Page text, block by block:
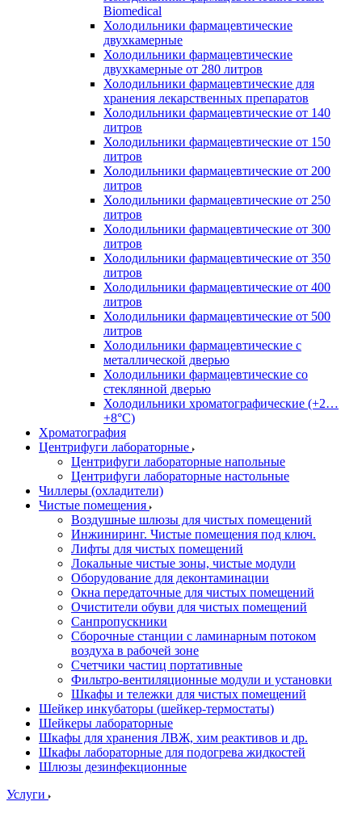
Biomedical
Холодильники фармацевтические
двухкамерные
Холодильники фармацевтические
двухкамерные от 280 литров
Холодильники фармацевтические для
хранения лекарственных препаратов
Холодильники фармацевтические от 140
литров
Холодильники фармацевтические от 150
литров
Холодильники фармацевтические от 200
литров
Холодильники фармацевтические от 250
литров
Холодильники фармацевтические от 300
литров
Холодильники фармацевтические от 350
литров
Холодильники фармацевтические от 400
литров
Холодильники фармацевтические от 500
литров
Холодильники фармацевтические с
металлической дверью
Холодильники фармацевтические со
стеклянной дверью
Холодильники хроматографические (+2…
+8°C)
Хроматография
Центрифуги лабораторные
Центрифуги лабораторные напольные
Центрифуги лабораторные настольные
Чиллеры (охладители)
Чистые помещения
Воздушные шлюзы для чистых помещений
Инжиниринг. Чистые помещения под ключ.
Лифты для чистых помещений
Локальные чистые зоны, чистые модули
Оборудование для деконтаминации
Окна передаточные для чистых помещений
Очистители обуви для чистых помещений
Санпропускники
Сборочные станции с ламинарным потоком
воздуха в рабочей зоне
Счетчики частиц портативные
Фильтро-вентиляционные модули и установки
Шкафы и тележки для чистых помещений
Шейкер инкубаторы (шейкер-термостаты)
Шейкеры лабораторные
Шкафы для хранения ЛВЖ, хим реактивов и др.
Шкафы лабораторные для подогрева жидкостей
Шлюзы дезинфекционные
Услуги